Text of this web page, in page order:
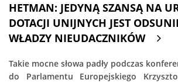
HETMAN: JEDYNĄ SZANSĄ NA
DOTACJI UNIJNYCH JEST
WŁADZY NIEUDACZNIKÓW
Takie mocne słowa padły podczas
do Parlamentu Europejskiego